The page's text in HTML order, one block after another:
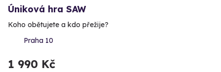
Úniková hra SAW
Koho obětujete a kdo přežije?
Praha 10
1 990 Kč